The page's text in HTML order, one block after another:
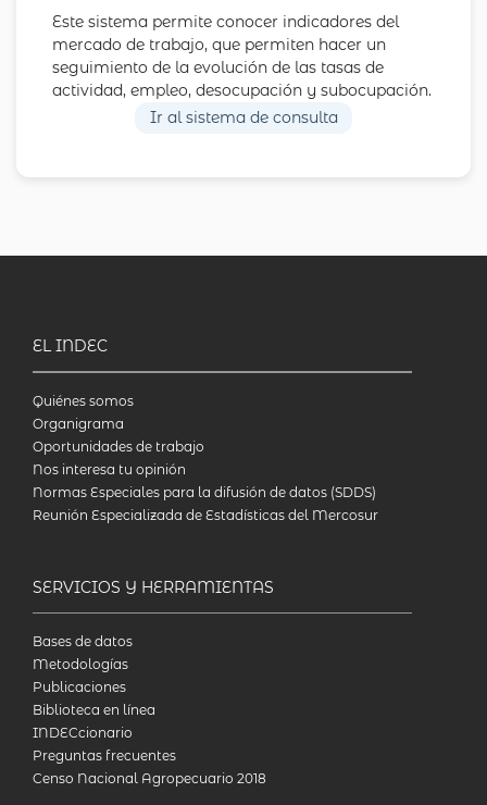
Este sistema permite conocer indicadores del
mercado de trabajo, que permiten hacer un
seguimiento de la evolución de las tasas de
actividad, empleo, desocupación y subocupación.
Ir al sistema de consulta
EL INDEC
Quiénes somos
Organigrama
Oportunidades de trabajo
Nos interesa tu opinión
Normas Especiales para la difusión de datos (SDDS)
Reunión Especializada de Estadísticas del Mercosur
SERVICIOS Y HERRAMIENTAS
Bases de datos
Metodologías
Publicaciones
Biblioteca en línea
INDECcionario
Preguntas frecuentes
Censo Nacional Agropecuario 2018